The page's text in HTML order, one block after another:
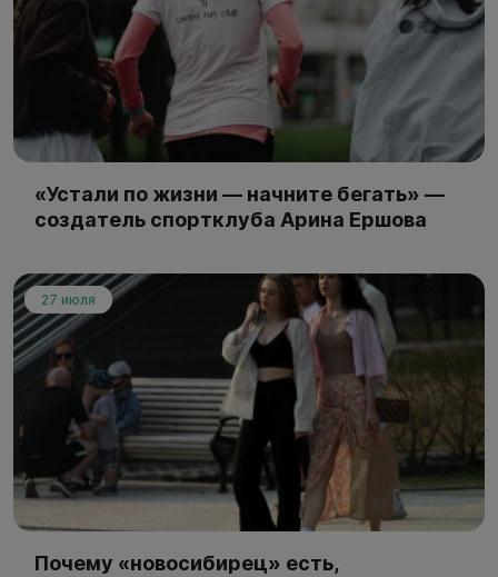
«Устали по жизни — начните бегать» —
создатель спортклуба Арина Ершова
27 июля
Почему «новосибирец» есть,